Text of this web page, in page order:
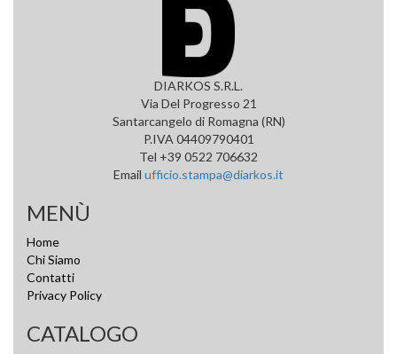
DIARKOS S.R.L.
Via Del Progresso 21
Santarcangelo di Romagna (RN)
P.IVA 04409790401
Tel +39 0522 706632
Email ufficio.stampa@diarkos.it
MENÙ
Home
Chi Siamo
Contatti
Privacy Policy
CATALOGO